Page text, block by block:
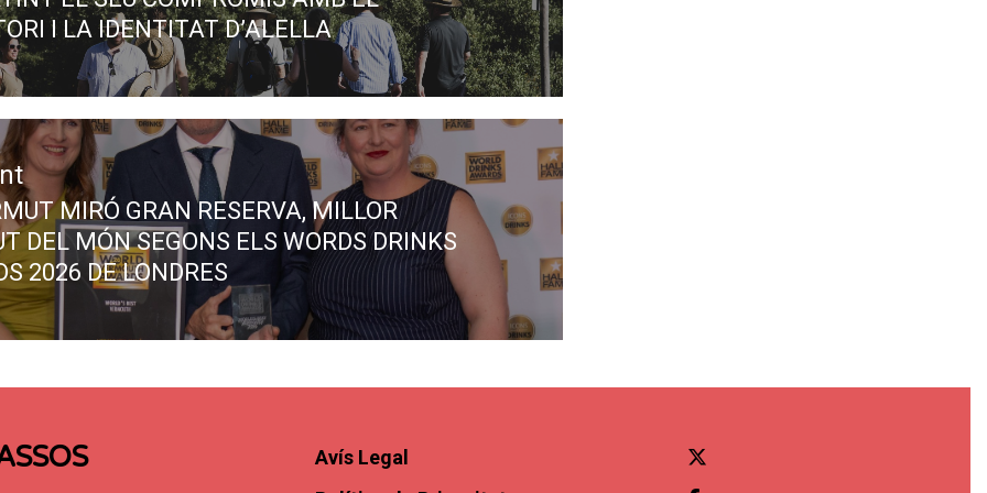
I LA IDENTITAT D’ALELLA
MIRÓ GRAN RESERVA, MILLOR
DEL MÓN SEGONS ELS WORDS DRINKS
2026 DE LONDRES
Avís Legal